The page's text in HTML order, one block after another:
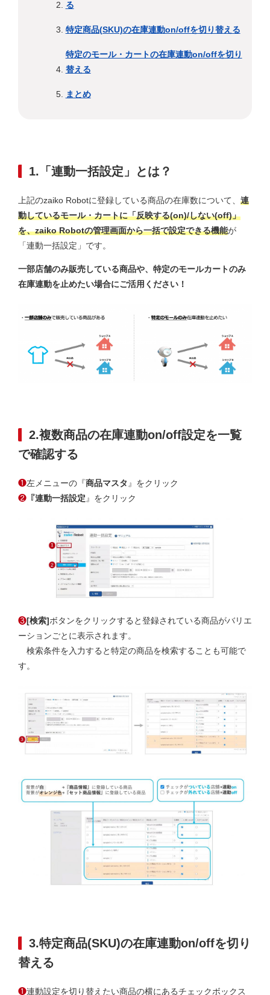
る
特定商品(SKU)の在庫連動on/offを切り替える
特定のモール・カートの在庫連動on/offを切り
替える
まとめ
1.「連動一括設定」とは？
上記のzaiko Robotに登録している商品の在庫数について、 連
動しているモール・カートに「反映する(on)/しない(off)」
を、zaiko Robotの管理画面から一括で設定できる機能が
「連動一括設定」です。
一部店舗のみ販売している商品や、特定のモールカートのみ
在庫連動を止めたい場合にご活用ください！
2.複数商品の在庫連動on/off設定を一覧
で確認する
❶左メニューの『商品マスタ 』をクリック
❷『連動一括設定 』をクリック
❸[検索]ボタンをクリックすると登録されている商品がバリエ
ーションごとに表示されます。
検索条件を入力すると特定の商品を検索することも可能で
す。
3.特定商品(SKU)の在庫連動on/offを切り
替える
❶連動設定を切り替えたい商品の横にあるチェックボックス